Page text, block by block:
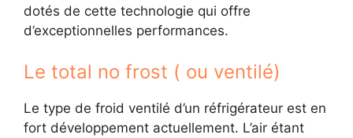
dotés de cette technologie qui offre
d’exceptionnelles performances.
Le total no frost ( ou ventilé)
Le type de froid ventilé d’un réfrigérateur est en
fort développement actuellement. L’air étant